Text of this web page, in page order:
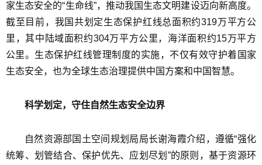
家生态安全的“生命线”，推动我国生态文明建设迈向新高度。
截至目前，我国共划定生态保护红线总面积约319万平方公
里，其中陆域面积约304万平方公里，海洋面积约15万平方
公里。生态保护红线管理制度的实施，不仅有效守护着国家
生态安全，也为全球生态治理提供中国方案和中国智慧。
科学划定，守住自然生态安全边界
自然资源部国土空间规划局局长谢海霞介绍，遵循“强化
统筹、划管结合、保护优先、应划尽划”的原则，基于资源环